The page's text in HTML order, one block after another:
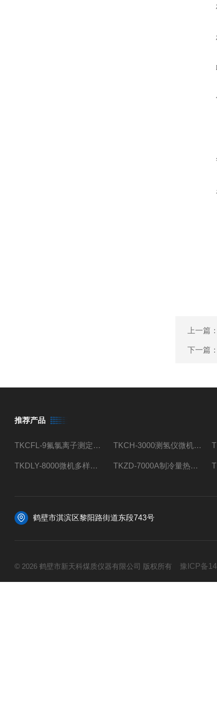
上一篇
下一篇
推荐产品
TKCFL-9氟氯离子测定仪自动煤质检测 TKCH-3000测氢仪微机氢元素测定煤质检测
TKDLY-8000微机多样测硫仪自动定硫仪化验室硫含量测定 TKZD-7000A制冷量热仪自动升降热值仪煤质检测
鹤壁市淇滨区黎阳路街道东段743号
© 2026 鹤壁市新天科煤质仪器有限公司 版权所有 豫ICP备